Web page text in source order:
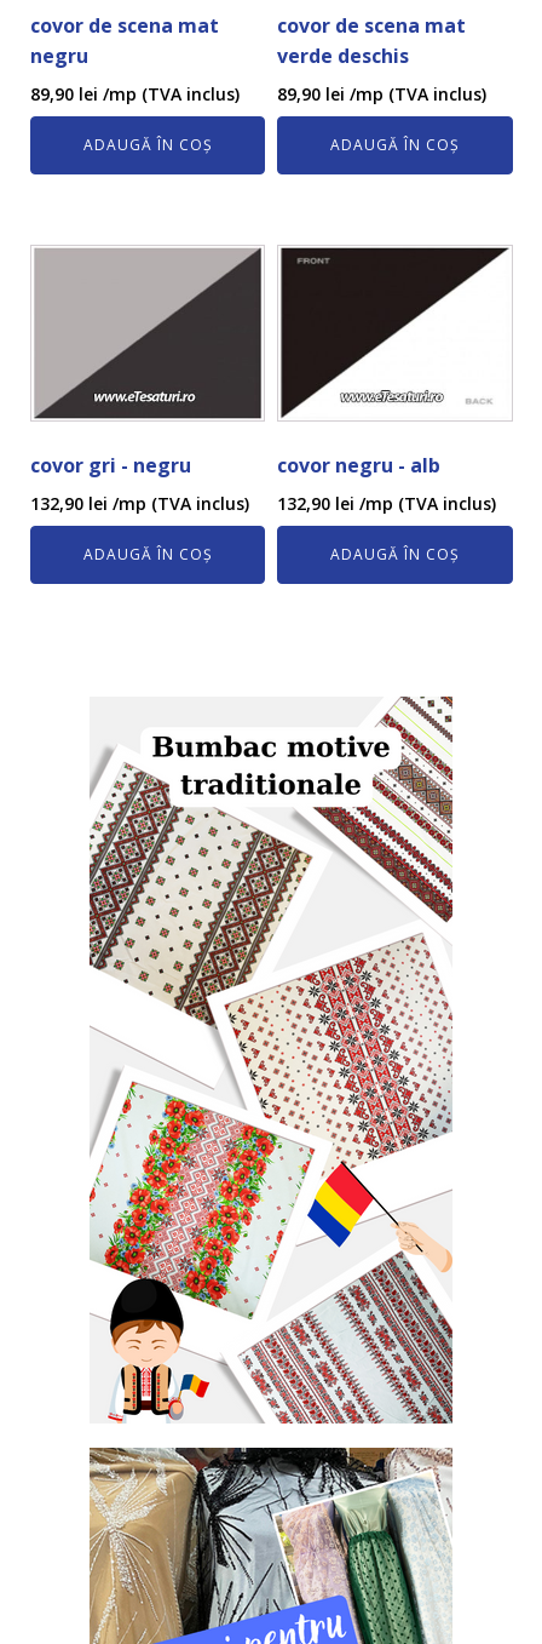
covor de scena mat
negru
89,90 lei /mp (TVA inclus)
ADAUGĂ ÎN COȘ
covor de scena mat
verde deschis
89,90 lei /mp (TVA inclus)
ADAUGĂ ÎN COȘ
covor gri - negru
132,90 lei /mp (TVA inclus)
ADAUGĂ ÎN COȘ
covor negru - alb
132,90 lei /mp (TVA inclus)
ADAUGĂ ÎN COȘ